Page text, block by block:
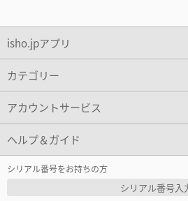
isho.jpアプリ
カテゴリー
アカウントサービス
ヘルプ＆ガイド
シリアル番号をお持ちの方
シリアル番号入